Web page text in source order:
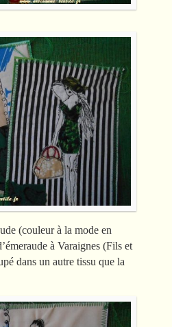
(couleur à la mode en
à Varaignes (Fils et
dans un autre tissu que la